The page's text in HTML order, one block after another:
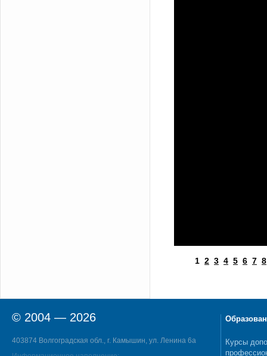
1 2 3 4 5 6 7 8
© 2004 — 2026
403874 Волгоградская обл., г. Камышин, ул. Ленина 6а
Курсы